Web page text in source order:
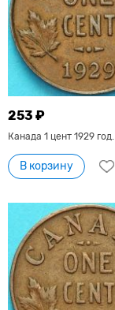
253 ₽
Канада 1 цент 1929 год.
В корзину